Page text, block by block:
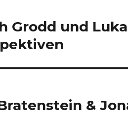
Grodd und
&